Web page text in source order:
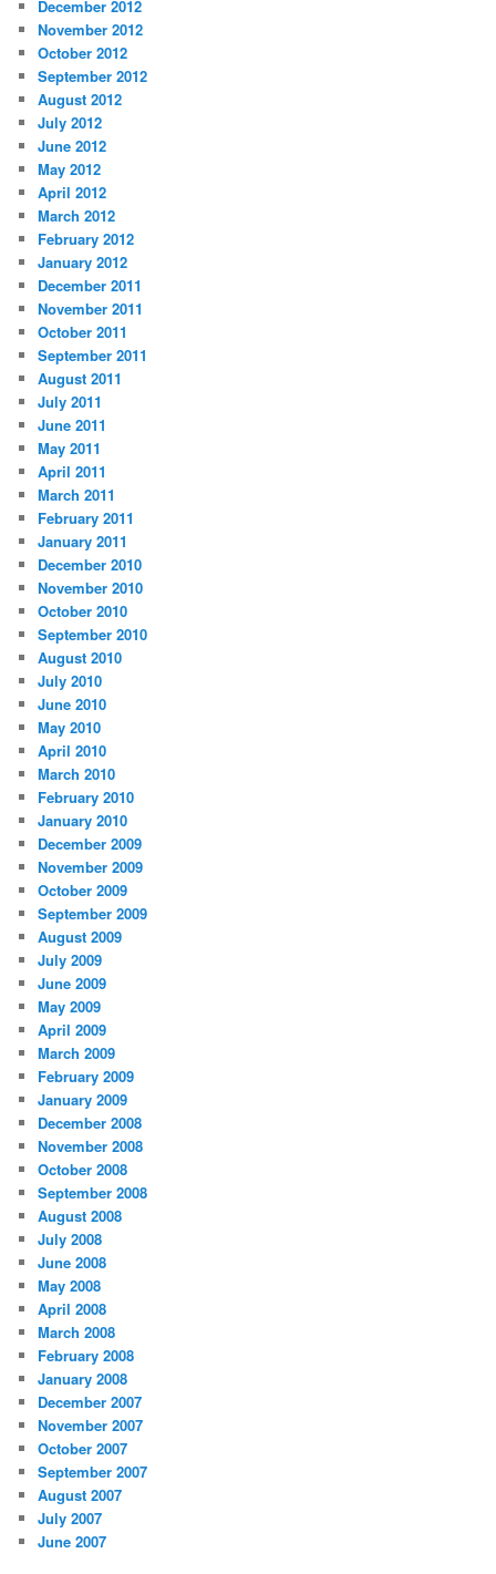
December 2012
November 2012
October 2012
September 2012
August 2012
July 2012
June 2012
May 2012
April 2012
March 2012
February 2012
January 2012
December 2011
November 2011
October 2011
September 2011
August 2011
July 2011
June 2011
May 2011
April 2011
March 2011
February 2011
January 2011
December 2010
November 2010
October 2010
September 2010
August 2010
July 2010
June 2010
May 2010
April 2010
March 2010
February 2010
January 2010
December 2009
November 2009
October 2009
September 2009
August 2009
July 2009
June 2009
May 2009
April 2009
March 2009
February 2009
January 2009
December 2008
November 2008
October 2008
September 2008
August 2008
July 2008
June 2008
May 2008
April 2008
March 2008
February 2008
January 2008
December 2007
November 2007
October 2007
September 2007
August 2007
July 2007
June 2007